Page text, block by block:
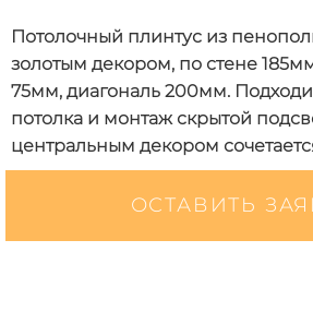
Потолочный плинтус из
золотым декором, по стене
75мм, диагональ 200мм.
потолка и монтаж скрытой
центральным декором
ОСТАВИТЬ